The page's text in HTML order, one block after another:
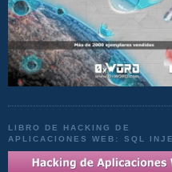
LIBRO DE HACKING DE
APLICACIONES WEB: SQL